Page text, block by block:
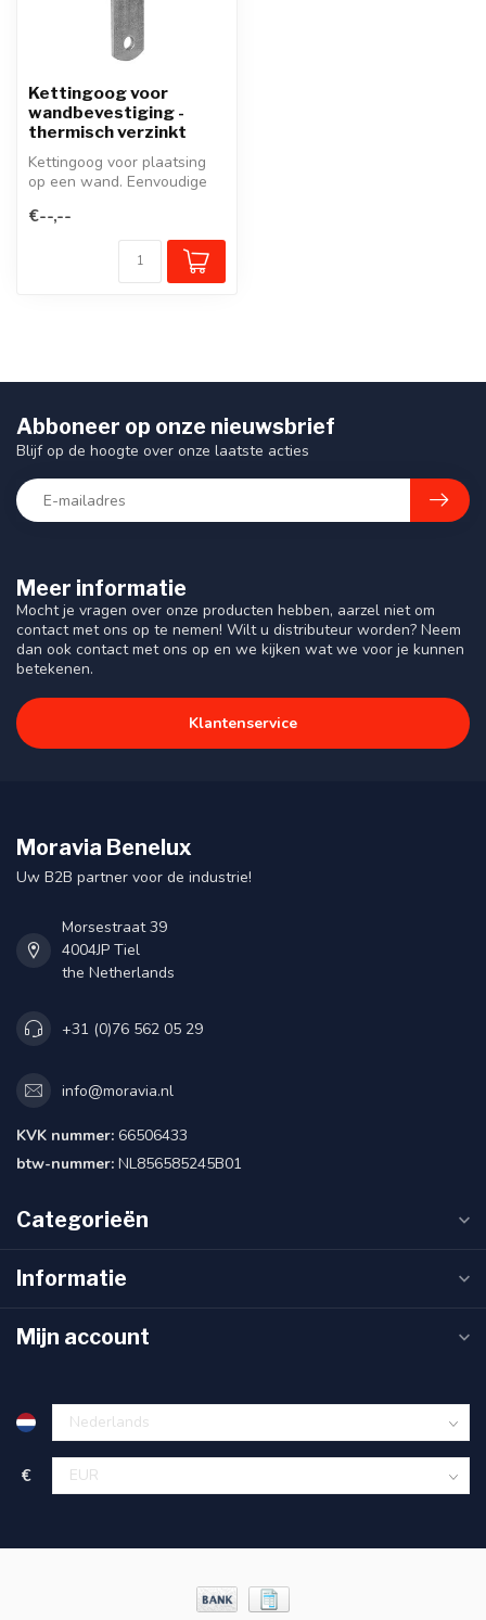
Kettingoog voor
wandbevestiging -
thermisch verzinkt
Kettingoog voor plaatsing
op een wand. Eenvoudige
€--,--
Meer informatie
Mocht je vragen over onze producten hebben, aarzel niet om
contact met ons op te nemen! Wilt u distributeur worden? Neem
dan ook contact met ons op en we kijken wat we voor je kunnen
betekenen.
Klantenservice
Abboneer op onze nieuwsbrief
Blijf op de hoogte over onze laatste acties
Moravia Benelux
Uw B2B partner voor de industrie!
Morsestraat 39
4004JP Tiel
the Netherlands
+31 (0)76 562 05 29
info@moravia.nl
KVK nummer: 66506433
btw-nummer: NL856585245B01
Categorieën
Informatie
Mijn account
€